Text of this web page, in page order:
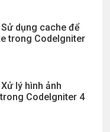
dụng cache để
trong CodeIgniter
lý hình ảnh
CodeIgniter 4